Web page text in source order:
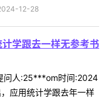
12-28
学跟去一样无参考书
问人:25***om时间:2024
应用统计学跟去年一样